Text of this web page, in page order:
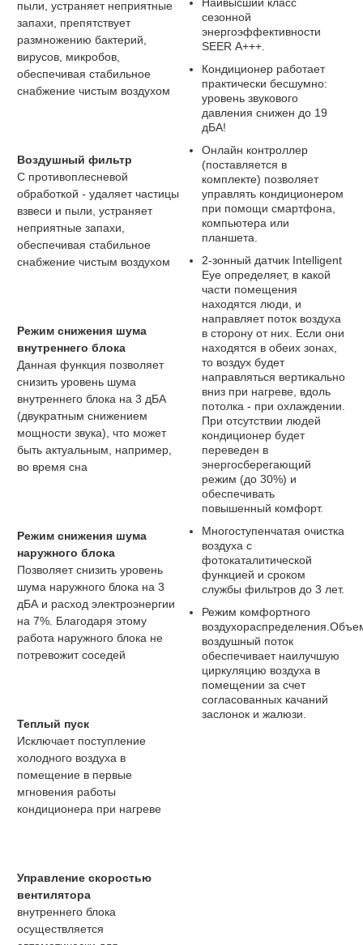
пыли, устраняет неприятные
запахи, препятствует
размножению бактерий,
вирусов, микробов,
обеспечивая стабильное
снабжение чистым воздухом
Воздушный фильтр
С противоплесневой
обработкой - удаляет частицы
взвеси и пыли, устраняет
неприятные запахи,
обеспечивая стабильное
снабжение чистым воздухом
Режим снижения шума
внутреннего блока
Данная функция позволяет
снизить уровень шума
внутреннего блока на 3 дБА
(двукратным снижением
мощности звука), что может
быть актуальным, например,
во время сна
Режим снижения шума
наружного блока
Позволяет снизить уровень
шума наружного блока на 3
дБА и расход электроэнергии
на 7%. Благодаря этому
работа наружного блока не
потревожит соседей
Теплый пуск
Исключает поступление
холодного воздуха в
помещение в первые
мгновения работы
кондиционера при нагреве
Управление скоростью
вентилятора
внутреннего блока
осуществляется
сезонной
энергоэффективности
SEER А+++.
Кондиционер работает
практически бесшумно:
уровень звукового
давления снижен до 19
дБА!
Онлайн контроллер
(поставляется в
комплекте) позволяет
управлять кондиционером
при помощи смартфона,
компьютера или
планшета.
2-зонный датчик Intelligent
Eye определяет, в какой
части помещения
находятся люди, и
направляет поток воздуха
в сторону от них. Если они
находятся в обеих зонах,
то воздух будет
направляться вертикально
вниз при нагреве, вдоль
потолка - при охлаждении.
При отсутствии людей
кондиционер будет
переведен в
энергосберегающий
режим (до 30%) и
обеспечивать
повышенный комфорт.
Многоступенчатая очистка
воздуха с
фотокаталитической
функцией и сроком
службы фильтров до 3 лет.
Режим комфортного
воздушный поток
обеспечивает наилучшую
циркуляцию воздуха в
помещении за счет
согласованных качаний
заслонок и жалюзи.